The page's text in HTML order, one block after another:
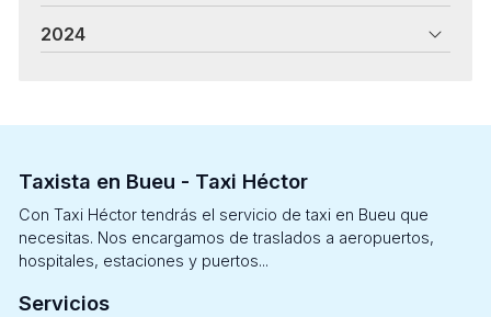
2024
Taxista en Bueu - Taxi Héctor
Con Taxi Héctor tendrás el servicio de taxi en Bueu que
necesitas. Nos encargamos de traslados a aeropuertos,
hospitales, estaciones y puertos...
Servicios